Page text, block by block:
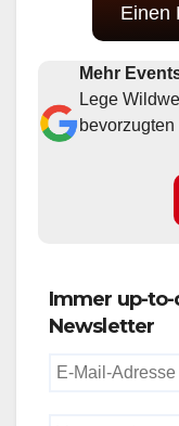
Einen
Mehr
Lege
Immer up-
Newsletter